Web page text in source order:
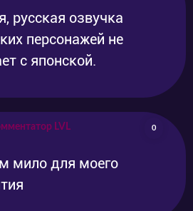
русская озвучка
персонажей не
с японской.
LVL
0
мило для моего